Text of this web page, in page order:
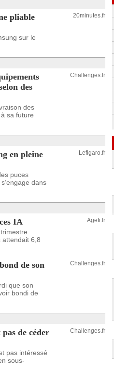
pliable
sur le
20minutes.fr
des
des
sa future
Challenges.fr
en pleine
puces
dans
Lefigaro.fr
IA
attendait 6,8
Agefi.fr
de son
que son
bondi de
Challenges.fr
de céder
pas intéressé
sous-
Challenges.fr